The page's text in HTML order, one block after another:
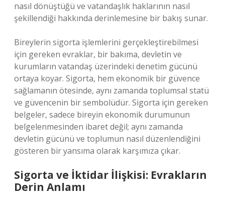
nasıl dönüştüğü ve vatandaşlık haklarının nasıl
şekillendiği hakkında derinlemesine bir bakış sunar.
Bireylerin sigorta işlemlerini gerçekleştirebilmesi
için gereken evraklar, bir bakıma, devletin ve
kurumların vatandaş üzerindeki denetim gücünü
ortaya koyar. Sigorta, hem ekonomik bir güvence
sağlamanın ötesinde, aynı zamanda toplumsal statü
ve güvencenin bir sembolüdür. Sigorta için gereken
belgeler, sadece bireyin ekonomik durumunun
belgelenmesinden ibaret değil; aynı zamanda
devletin gücünü ve toplumun nasıl düzenlendiğini
gösteren bir yansıma olarak karşımıza çıkar.
Sigorta ve İktidar İlişkisi: Evrakların
Derin Anlamı